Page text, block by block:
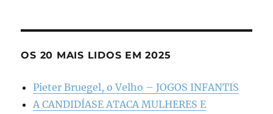
OS 20 MAIS LIDOS EM 2025
Pieter Bruegel, o Velho – JOGOS INFANTIS
A CANDIDÍASE ATACA MULHERES E